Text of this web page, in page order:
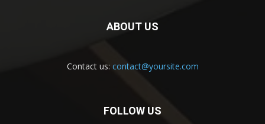
ABOUT US
Contact us: contact@yoursite.com
FOLLOW US